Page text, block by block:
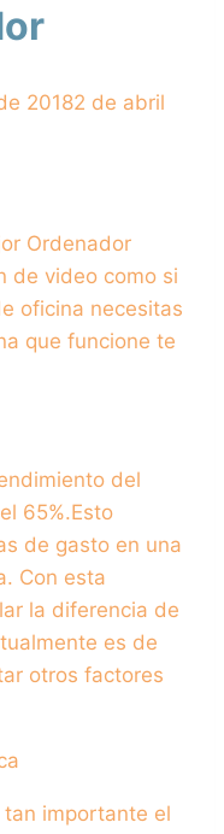
20182 de abril
Ordenador
de video como si
oficina necesitas
que funcione te
del
65%.Esto
de gasto en una
Con esta
la diferencia de
es de
otros factores
importante el